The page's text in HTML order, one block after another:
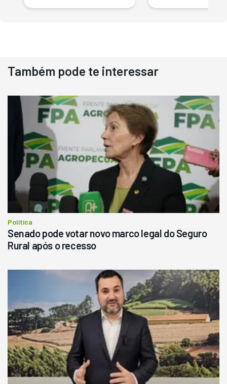
Também pode te interessar
Política
Senado pode votar novo marco legal do Seguro
Rural após o recesso